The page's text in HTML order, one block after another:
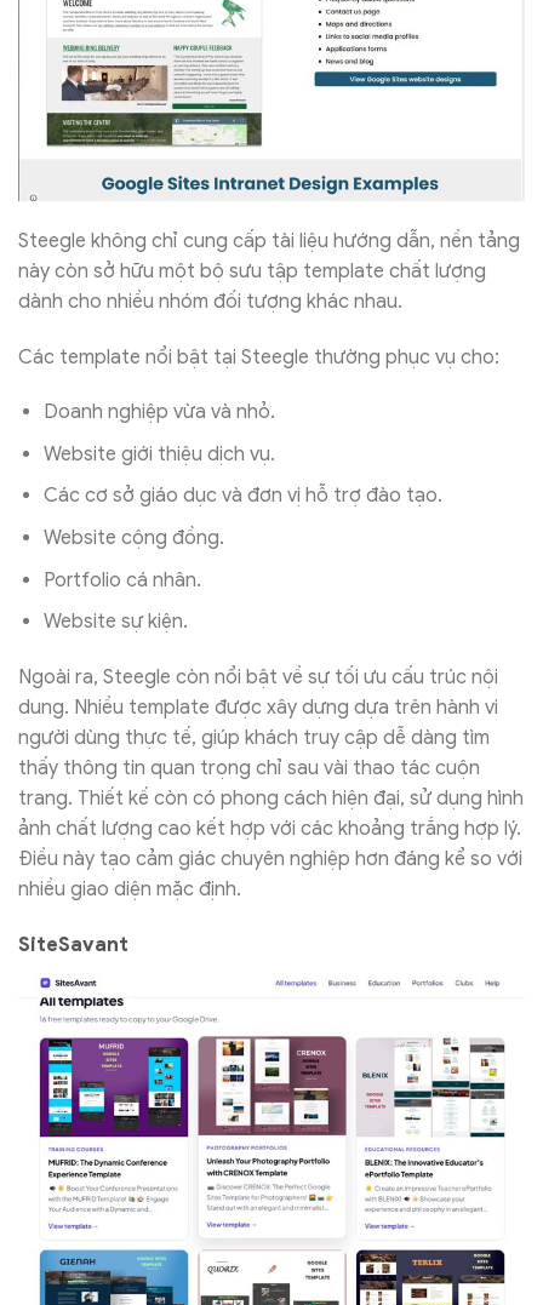
Steegle không chỉ cung cấp tài liệu hướng dẫn, nền tảng
này còn sở hữu một bộ sưu tập template chất lượng
dành cho nhiều nhóm đối tượng khác nhau.
Các template nổi bật tại Steegle thường phục vụ cho:
Doanh nghiệp vừa và nhỏ.
Website giới thiệu dịch vụ.
Các cơ sở giáo dục và đơn vị hỗ trợ đào tạo.
Website cộng đồng.
Portfolio cá nhân.
Website sự kiện.
Ngoài ra, Steegle còn nổi bật về sự tối ưu cấu trúc nội
dung. Nhiều template được xây dựng dựa trên hành vi
người dùng thực tế, giúp khách truy cập dễ dàng tìm
thấy thông tin quan trọng chỉ sau vài thao tác cuộn
trang. Thiết kế còn có phong cách hiện đại, sử dụng hình
ảnh chất lượng cao kết hợp với các khoảng trắng hợp lý.
Điều này tạo cảm giác chuyên nghiệp hơn đáng kể so với
nhiều giao diện mặc định.
SiteSavant